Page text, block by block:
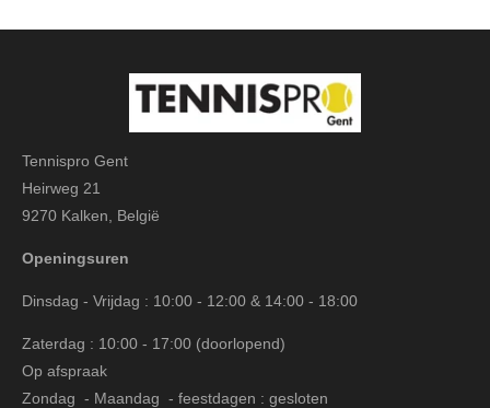
Tennispro Gent
Heirweg 21
9270 Kalken, België
Openingsuren
Dinsdag - Vrijdag : 10:00 - 12:00 & 14:00 - 18:00
Zaterdag : 10:00 - 17:00 (doorlopend)
Op afspraak
Zondag - Maandag - feestdagen : gesloten